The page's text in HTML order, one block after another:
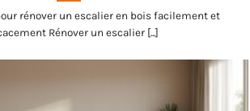
rénover un escalier en bois facilement et
Rénover un escalier [...]